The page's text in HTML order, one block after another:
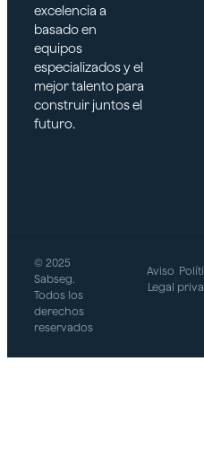
excelencia a
basado en
equipos
especializados y el
mejor talento para
construir juntos el
futuro.
© 2025
Sabseg.
Todos los
derechos
reservados
Aviso
Legal